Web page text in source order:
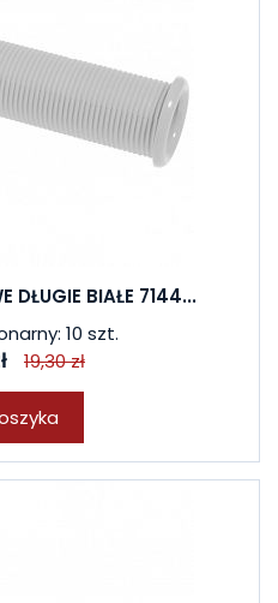
DŁUGIE BIAŁE 7144...
10 szt.
19,30 zł